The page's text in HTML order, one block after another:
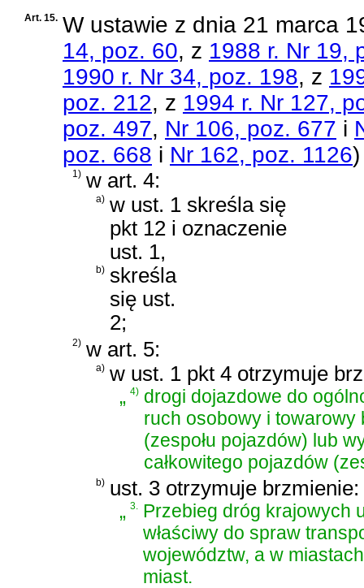
Art. 15. W ustawie z dnia 21 marca
14, poz. 60, z 1988 r. Nr 19,
1990 r. Nr 34, poz. 198, z
poz. 212, z 1994 r. Nr 127,
poz. 497, Nr 106, poz. 677 i
poz. 668 i Nr 162, poz. 1126)
1) w art. 4:
a) w ust. 1 skreśla się
pkt 12 i oznaczenie
ust. 1,
b) skreśla
się ust.
2;
2) w art. 5:
a) w ust. 1 pkt 4 otrzymuje
„4) drogi dojazdowe do
ruch osobowy i towarowy
(zespołu pojazdów) lub
całkowitego pojazdów
b) ust. 3 otrzymuje brzmienie:
„3. Przebieg dróg krajowych
właściwy do spraw
województw, a w
miast.